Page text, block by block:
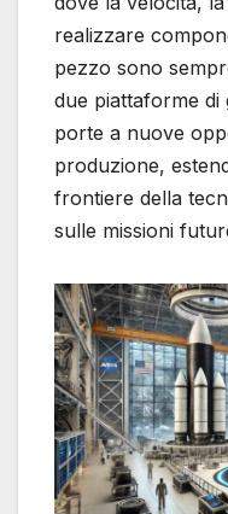
realizzare
pezzo sono
due piattaforme
porte a nuove
produzione,
frontiere della
sulle missioni